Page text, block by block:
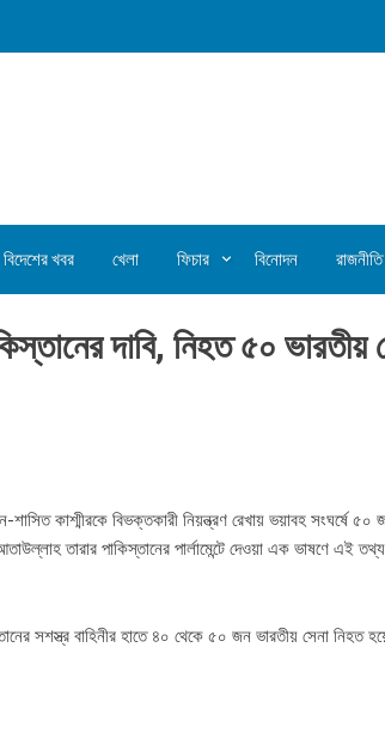
বিদেশের খবর খেলা ফিচার বিনোদন রাজনীতি
দাবি, নিহত ৫০ ভারতীয়
কাশ্মীরকে বিভক্তকারী নিয়ন্ত্রণ রেখায় ভয়াবহ সংঘর্ষে ৫০
তারার পাকিস্তানের পার্লামেন্টে দেওয়া এক ভাষণে
সশস্ত্র বাহিনীর হাতে ৪০ থেকে ৫০ জন ভারতীয় সেনা